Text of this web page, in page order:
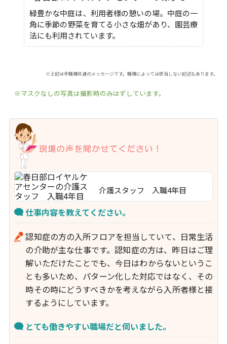
緑豊かな中庭は、利用者様の憩いの場。中庭の一
角に季節の野菜を育てる小さな畑があり、園芸療
法にも利用されています。
※上記は全職種共通のメッセージです。職種によっては該当しない記述もあります。
※マスクなしの写真は撮影時のみはずしています。
介護スタッフ 入職4年目
仕事内容を教えてください。
認知症の方の入所フロアを担当していて、日常生活
の介助が主な仕事です。認知症の方は、昨日はご理
解いただけたことでも、今日はわからないというこ
とも多いため、パターン化した対応ではなく、その
時その時にどうすべきかを考えながら入所者様と接
するようにしています。
とても働きやすい職場だと伺いました。